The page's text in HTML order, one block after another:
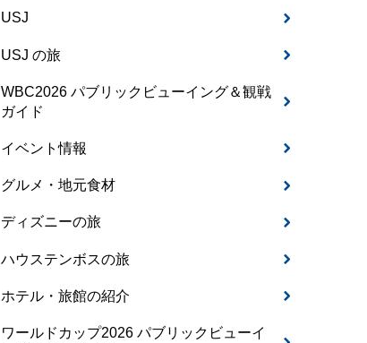
USJ
USJ の旅
WBC2026 パブリックビューイング＆観戦
ガイド
イベント情報
グルメ・地元食材
ディズニーの旅
ハウステンボスの旅
ホテル・旅館の紹介
ワールドカップ2026 パブリックビューイ